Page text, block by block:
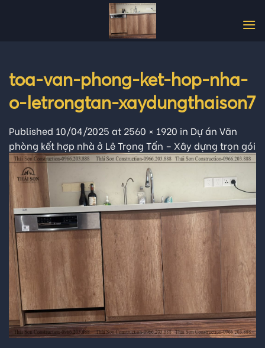
toa-van-phong-ket-hop-nha-
o-letrongtan-xaydungthaison7
Published 10/04/2025 at 2560 × 1920 in Dự án Văn
phòng kết hợp nhà ở Lê Trọng Tấn – Xây dựng trọn gói